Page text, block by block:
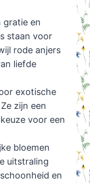
gratie en
staan voor
rode anjers
liefde
exotische
zijn een
voor een
bloemen
uitstraling
en